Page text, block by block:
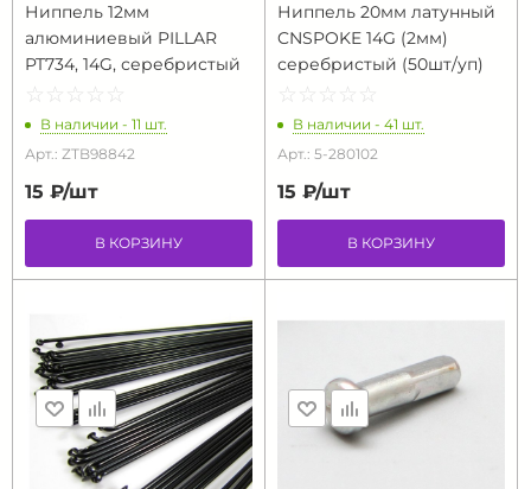
Ниппель 12мм
алюминиевый PILLAR
PT734, 14G, серебристый
☆ ☆ ☆ ☆ ☆
★ ★ ★ ★ ★
В наличии - 11 шт.
Арт.: ZTB98842
15 ₽/шт
В КОРЗИНУ
Ниппель 20мм латунный
CNSPOKE 14G (2мм)
серебристый (50шт/уп)
☆ ☆ ☆ ☆ ☆
★ ★ ★ ★ ★
В наличии - 41 шт.
Арт.: 5-280102
15 ₽/шт
В КОРЗИНУ